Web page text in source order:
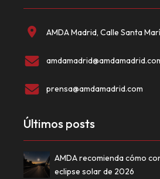
AMDA Madrid, Calle Santa
prensa@amdamadrid.com
Últimos posts
AMDA recomienda cómo
eclipse solar de 2026